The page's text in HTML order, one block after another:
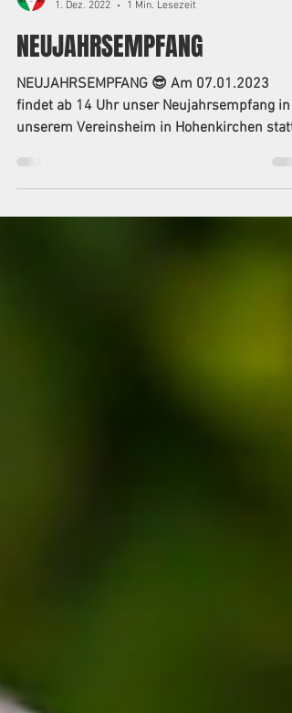
SV Espenau Fußball Vorstand
1. Dez. 2022
1 Min. Lesezeit
NEUJAHRSEMPFANG
NEUJAHRSEMPFANG 😎 Am 07.01.2023
findet ab 14 Uhr unser Neujahrsempfang in